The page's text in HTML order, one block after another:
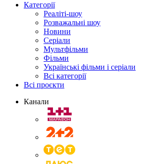
Категорії
Реаліті-шоу
Розважальні шоу
Новини
Серіали
Мультфільми
Фільми
Українські фільми і серіали
Всі категорії
Всі проєкти
Канали